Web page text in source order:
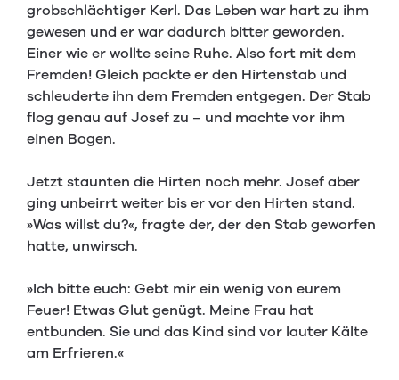
grobschlächtiger Kerl. Das Leben war hart zu ihm
gewesen und er war dadurch bitter geworden.
Einer wie er wollte seine Ruhe. Also fort mit dem
Fremden! Gleich packte er den Hirtenstab und
schleuderte ihn dem Fremden entgegen. Der Stab
flog genau auf Josef zu – und machte vor ihm
einen Bogen.
Jetzt staunten die Hirten noch mehr. Josef aber
ging unbeirrt weiter bis er vor den Hirten stand.
»Was willst du?«, fragte der, der den Stab geworfen
hatte, unwirsch.
»Ich bitte euch: Gebt mir ein wenig von eurem
Feuer! Etwas Glut genügt. Meine Frau hat
entbunden. Sie und das Kind sind vor lauter Kälte
am Erfrieren.«